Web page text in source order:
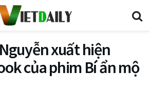
xuất hiện
của phim Bí ẩn mộ